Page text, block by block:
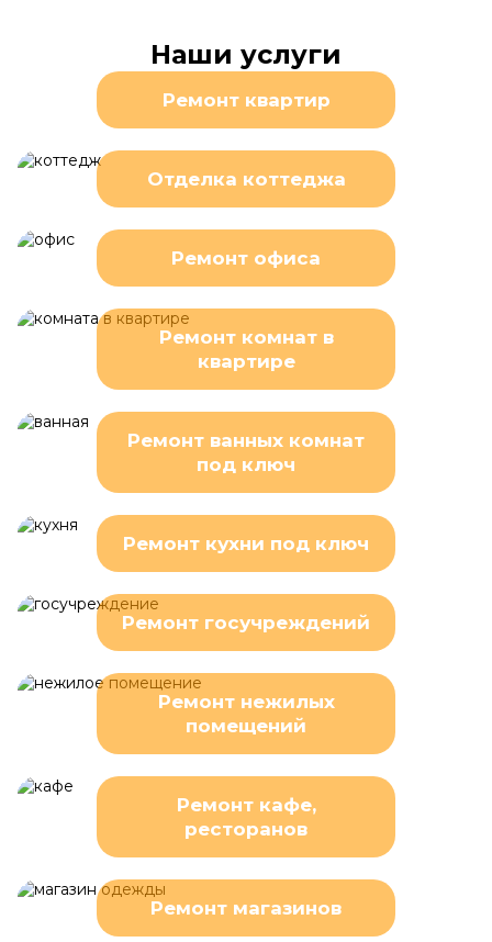
Наши услуги
Ремонт квартир
Отделка коттеджа
Ремонт офиса
Ремонт комнат в
квартире
Ремонт ванных комнат
под ключ
Ремонт кухни под ключ
Ремонт госучреждений
Ремонт нежилых
помещений
Ремонт кафе,
ресторанов
Ремонт магазинов